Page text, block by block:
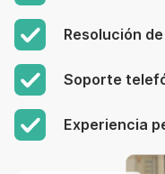
Resolución
Soporte
Experiencia